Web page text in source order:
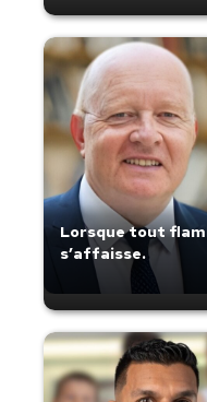
Lorsque tout
s’affaisse.